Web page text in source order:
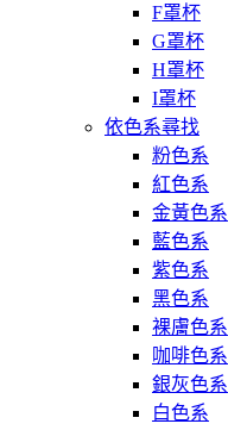
F罩杯
G罩杯
H罩杯
I罩杯
依色系尋找
粉色系
紅色系
金黃色系
藍色系
紫色系
黑色系
裸膚色系
咖啡色系
銀灰色系
白色系